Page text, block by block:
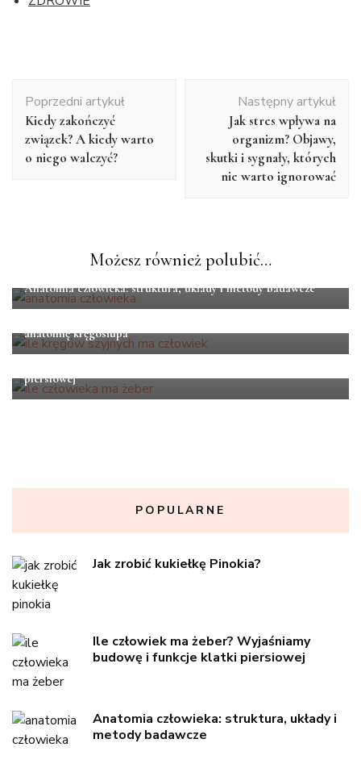
wpisu
Poprzedni artykuł
Kiedy zakończyć
związek? A kiedy warto
o niego walczyć?
Następny artykuł
Jak stres wpływa na
organizm? Objawy,
skutki i sygnały, których
nie warto ignorować
Możesz również polubić…
ANATOMIA
Anatomia człowieka: struktura, układy i metody badawcze
ANATOMIA
anatomię kręgosłupa
ANATOMIA
piersiowej
POPULARNE
Jak zrobić kukiełkę Pinokia?
Ile człowiek ma żeber? Wyjaśniamy
budowę i funkcje klatki piersiowej
Anatomia człowieka: struktura, układy i
metody badawcze